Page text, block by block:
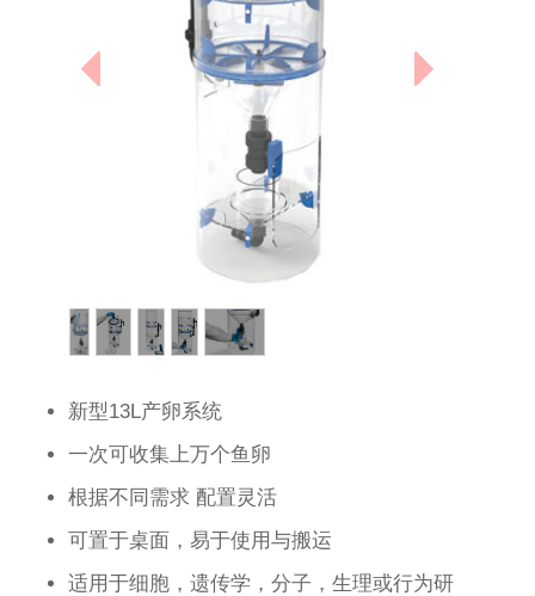
联系我们
新型13L产卵系统
一次可收集上万个鱼卵
根据不同需求 配置灵活
可置于桌面，易于使用与搬运
适用于细胞，遗传学，分子，生理或行为研